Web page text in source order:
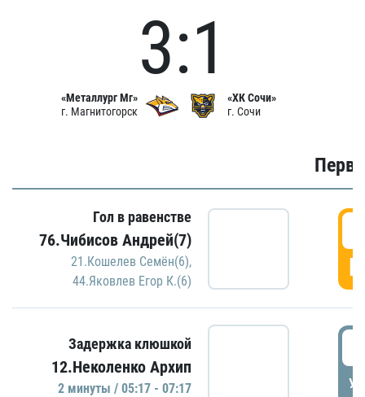
«Металлург Мг»
г. Магнитогорск
3:1
«ХК Сочи»
г. Сочи
Гол в равенстве
76.Чибисов Андрей(7)
21.Кошелев Семён(6),
44.Яковлев Егор К.(6)
Задержка клюшкой
12.Неколенко Архип
2 минуты / 05:17 - 07:17